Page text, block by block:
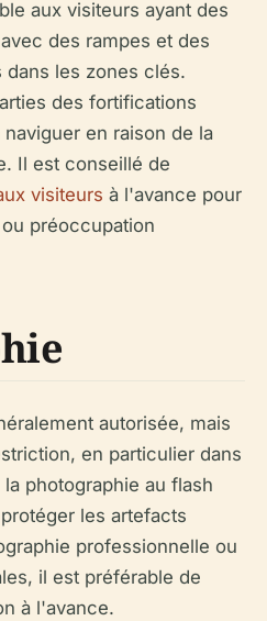
aux visiteurs ayant des
des rampes et des
les zones clés.
des fortifications
en raison de la
Il est conseillé de
visiteurs à l'avance pour
préoccupation
autorisée, mais
en particulier dans
photographie au flash
les artefacts
professionnelle ou
il est préférable de
à l'avance.